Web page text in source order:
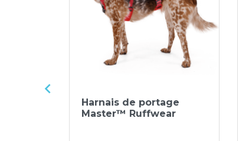
  Aperçu rapide
Harnais de portage
Master™ Ruffwear